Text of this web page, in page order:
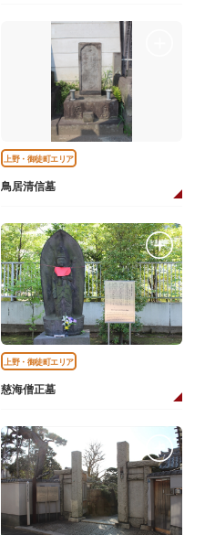
上野・御徒町エリア
鳥居清信墓
上野・御徒町エリア
慈海僧正墓